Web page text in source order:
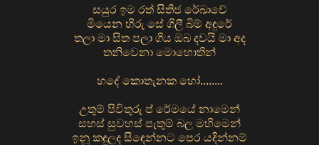
සයුර ඉම රත් සිතිජ රේඛාවේ
මියෙන හිරු සේ ගිලී බිම් අඳුරේ
තලා මා සිත පලා ගිය ඔබ දවයි මා අද
තනිවෙනා මොහොතින්
හදේ කොතැනක හෝ........
උතුම් පිවිතුරු ප් රේමයේ නාමෙන්
සහස් සුවහස් පැතුම් බල මහිමෙන්
ඉනූ කඳුලද සිඳෙන්නට පෙර යදින්නම්